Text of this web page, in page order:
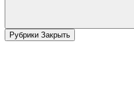
Рубрики Закрыть